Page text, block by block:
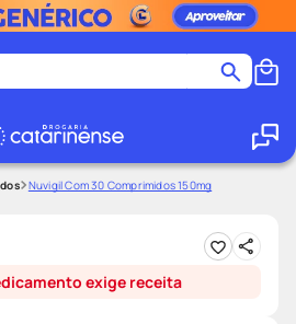
Nuvigil Com 30 Comprimidos 150mg
exige receita